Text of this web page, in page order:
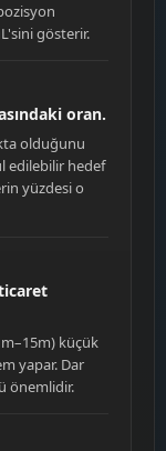
gösterir.
oran.
olduğunu
edilebilir hedef
yüzdesi o
küçük
yapar. Dar
önemlidir.